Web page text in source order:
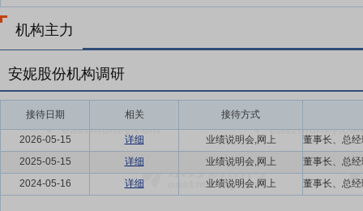
机构主力
安妮股份机构调研
接待日期 相关 接待方式
2026-05-15 详细
业绩说明会,网上
2025-05-15
详细
业绩说明会,网上
2024-05-16
详细 业绩说明会,网上